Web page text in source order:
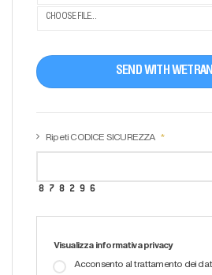
CHOOSE FILE...
SEND WITH
Ripeti CODICE SICUREZZA
Visualizza informativa privacy
Acconsento al trattamento dei